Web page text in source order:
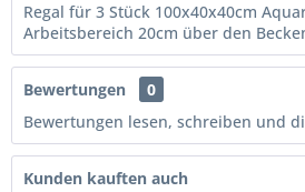
Regal für 3 Stück 100x40x40cm
Arbeitsbereich 20cm über den
Bewertungen
0
Bewertungen lesen, schreiben und
Kunden kauften auch